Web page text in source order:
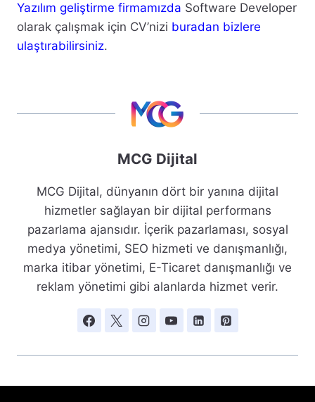
Yazılım geliştirme firmamızda Software Developer
olarak çalışmak için CV’nizi buradan bizlere
ulaştırabilirsiniz.
MCG Dijital
MCG Dijital, dünyanın dört bir yanına dijital
hizmetler sağlayan bir dijital performans
pazarlama ajansıdır. İçerik pazarlaması, sosyal
medya yönetimi, SEO hizmeti ve danışmanlığı,
marka itibar yönetimi, E-Ticaret danışmanlığı ve
reklam yönetimi gibi alanlarda hizmet verir.